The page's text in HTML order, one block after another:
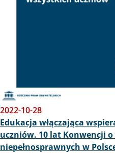
2022-10-28
Edukacja włączająca
uczniów. 10 lat Konwencji
niepełnosprawnych w